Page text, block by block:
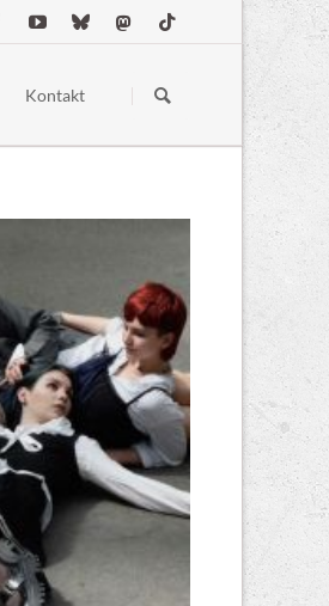
überspringen
Kontakt